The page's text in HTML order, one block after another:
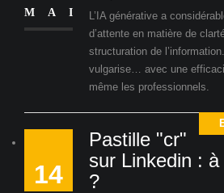
MAI
L’IA générative a
d’attente en matière de
structuration de
vulgarise… avec une
même les professionnels.
14
Pastille "cr"
sur Linkedin :
?